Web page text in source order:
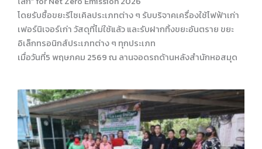
โดยรับซื้อขยะรีไซเคิลประเภทต่าง ๆ รับบริจาคเครื่องใช้ไฟฟ้าเก่า
เฟอร์นิเจอร์เก่า วัสดุที่ไม่ใช้แล้ว และรับฝากทิ้งขยะอันตราย ขยะ
อิเล็กทรอนิกส์ประเภทต่าง ๆ ทุกประเภท
เมื่อวันที่5 พฤษภคม 2569 ณ ลานจอดรถด้านหลังสำนักหอสมุด